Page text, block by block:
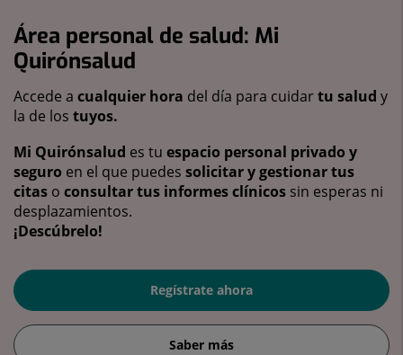
Área personal de salud: Mi
Quirónsalud
Accede a cualquier hora del día para cuidartu salud y
la de los tuyos.
Mi Quirónsalud es tu espacio personal privado y
seguro en el que puedes solicitar y gestionar tus
citas o consultar tus informes clínicos sin esperas ni
desplazamientos.
¡Descúbrelo!
Regístrate ahora
Saber más